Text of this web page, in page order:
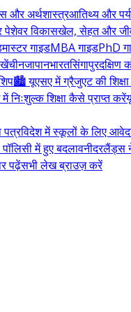
और अर्थशास्त्रआतिथ्य और
पेशेवर विकासखेल, सेहत और
मास्टर गाइडMBA गाइडPhD
चीनजापानभारतसिंगापुरदक्षिण
🏙️ यूएसए में ग्रैजुएट की शिक्षा
निःशुल्क शिक्षा कैसे प्राप्त करें
पत्रविदेश में स्कूलों के लिए
में हुए बदलावनीदरलैंड्स
पढ़ेंसभी लेख ब्राउज़ करें